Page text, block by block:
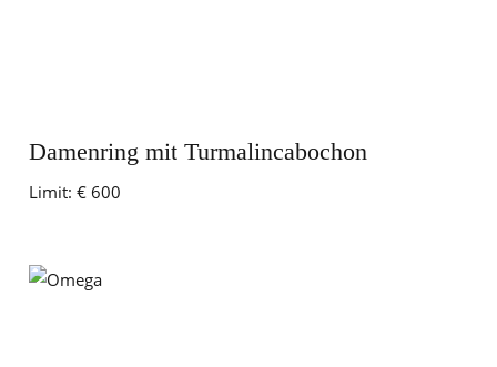
Damenring mit Turmalincabochon
Limit: € 600